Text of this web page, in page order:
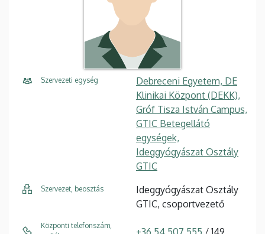
Szervezeti egység
Debreceni Egyetem, DE
Klinikai Központ (DEKK),
Gróf Tisza István Campus,
GTIC Betegellátó
egységek,
Ideggyógyászat Osztály
GTIC
Szervezet, beosztás
Ideggyógyászat Osztály
GTIC, csoportvezető
Központi telefonszám,